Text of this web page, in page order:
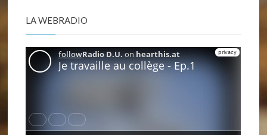
LA WEBRADIO